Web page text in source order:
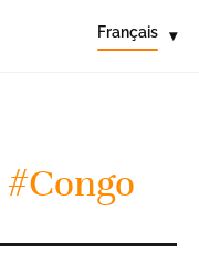
Français ▾
#Congo